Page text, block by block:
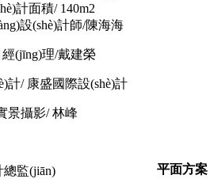
總監(jiān)
計面積/ 140m2
設(shè)計師/陳海海
(jīng)理/戴建榮
計/ 康盛國際設(shè)計
景攝影/ 林峰
平面方案